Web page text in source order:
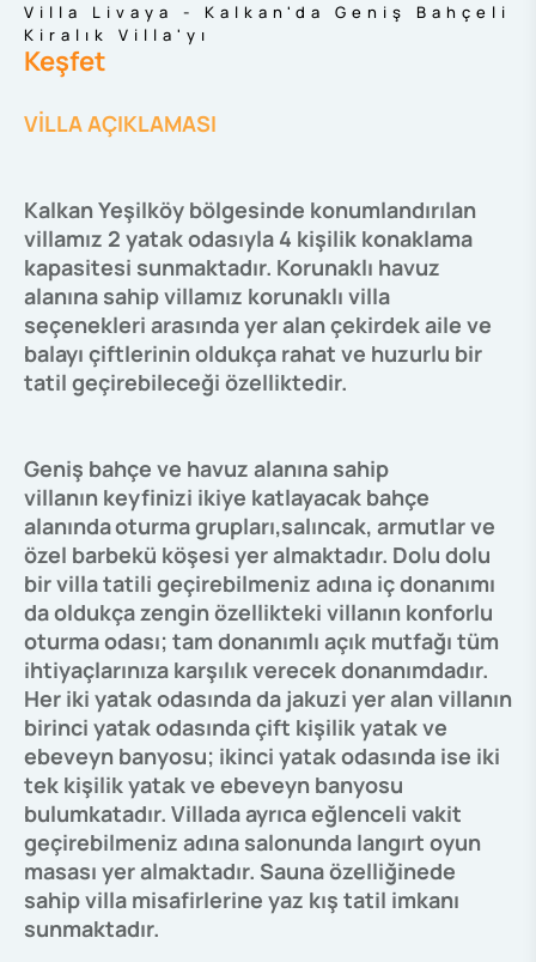
Villa Livaya - Kalkan'da Geniş Bahçeli
Kiralık Villa'yı
Keşfet
VİLLA AÇIKLAMASI
Kalkan Yeşilköy bölgesinde konumlandırılan
villamız 2 yatak odasıyla 4 kişilik konaklama
kapasitesi sunmaktadır. Korunaklı havuz
alanına sahip villamız korunaklı villa
seçenekleri arasında yer alan çekirdek aile ve
balayı çiftlerinin oldukça rahat ve huzurlu bir
tatil geçirebileceği özelliktedir.
Geniş bahçe ve havuz alanına sahip
villanın keyfinizi ikiye katlayacak bahçe
alanındaoturma grupları,salıncak, armutlar ve
özel barbekü köşesi yer almaktadır. Dolu dolu
bir villa tatili geçirebilmeniz adına iç donanımı
da oldukça zengin özellikteki villanın konforlu
oturma odası; tam donanımlı açık mutfağı tüm
ihtiyaçlarınıza karşılık verecek donanımdadır.
Her iki yatak odasında da jakuzi yer alan villanın
birinci yatak odasında çift kişilik yatak ve
ebeveyn banyosu; ikinci yatak odasında ise iki
tek kişilik yatak ve ebeveyn banyosu
bulumkatadır. Villada ayrıca eğlenceli vakit
geçirebilmeniz adına salonunda langırt oyun
masası yer almaktadır. Sauna özelliğinede
sahip villa misafirlerine yaz kış tatil imkanı
sunmaktadır.